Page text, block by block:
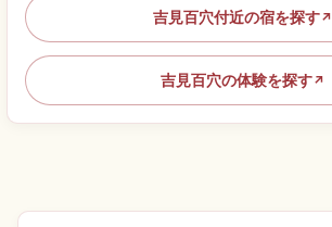
吉見百穴付近の宿を探す↗
吉見百穴の体験を探す↗